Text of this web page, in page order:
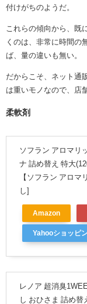
付けがちのようだ。
これらの傾向から、既
くのは、非常に時間の
ば、量の違いも無い。
だからこそ、ネット通
は重いモノなので、店
柔軟剤
ソフラン アロマリ
ナ 詰め替え 特大
【ソフラン アロマ
し]
Amazon
Yahooショッピ
レノア 超消臭
し おひさま 詰め替